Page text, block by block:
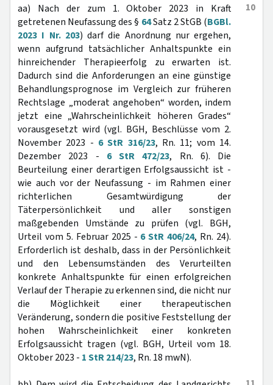
10
aa) Nach der zum 1. Oktober 2023 in Kraft
getretenen Neufassung des § 64Satz 2 StGB (BGBl.
2023 I Nr. 203) darf die Anordnung nur ergehen,
wenn aufgrund tatsächlicher Anhaltspunkte ein
hinreichender Therapieerfolg zu erwarten ist.
Dadurch sind die Anforderungen an eine günstige
Behandlungsprognose im Vergleich zur früheren
Rechtslage „moderat angehoben“ worden, indem
jetzt eine „Wahrscheinlichkeit höheren Grades“
vorausgesetzt wird (vgl. BGH, Beschlüsse vom 2.
November 2023 - 6 StR 316/23, Rn. 11; vom 14.
Dezember 2023 - 6 StR 472/23, Rn. 6). Die
Beurteilung einer derartigen Erfolgsaussicht ist -
wie auch vor der Neufassung - im Rahmen einer
richterlichen Gesamtwürdigung der
Täterpersönlichkeit und aller sonstigen
maßgebenden Umstände zu prüfen (vgl. BGH,
Urteil vom 5. Februar 2025 - 6 StR 406/24, Rn. 24).
Erforderlich ist deshalb, dass in der Persönlichkeit
und den Lebensumständen des Verurteilten
konkrete Anhaltspunkte für einen erfolgreichen
Verlauf der Therapie zu erkennen sind, die nicht nur
die Möglichkeit einer therapeutischen
Veränderung, sondern die positive Feststellung der
hohen Wahrscheinlichkeit einer konkreten
Erfolgsaussicht tragen (vgl. BGH, Urteil vom 18.
Oktober 2023 - 1 StR 214/23, Rn. 18 mwN).